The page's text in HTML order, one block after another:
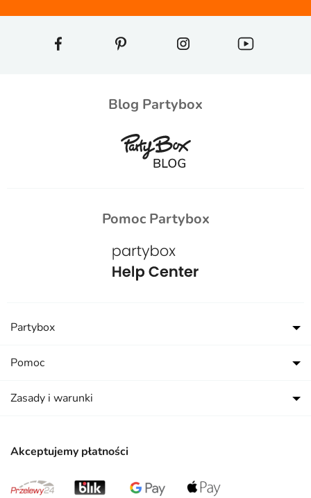
Blog Partybox
Pomoc Partybox
Akceptujemy płatności
Partybox
Pomoc
Zasady i warunki